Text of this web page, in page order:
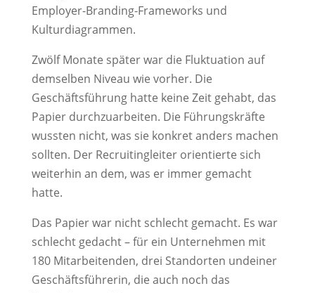
Employer-Branding-Frameworks und
Kulturdiagrammen.
Zwölf Monate später war die Fluktuation auf
demselben Niveau wie vorher. Die
Geschäftsführung hatte keine Zeit gehabt, das
Papier durchzuarbeiten. Die Führungskräfte
wussten nicht, was sie konkret anders machen
sollten. Der Recruitingleiter orientierte sich
weiterhin an dem, was er immer gemacht
hatte.
Das Papier war nicht schlecht gemacht. Es war
schlecht gedacht – für ein Unternehmen mit
180 Mitarbeitenden, drei Standorten undeiner
Geschäftsführerin, die auch noch das